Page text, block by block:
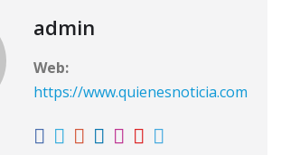
admin
Web:
https://www.quienesnoticia.com